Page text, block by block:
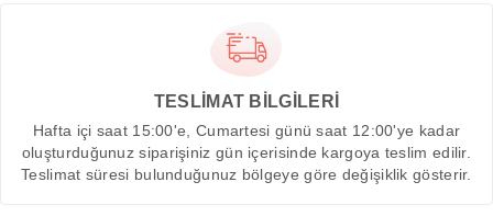
TESLİMAT BİLGİLERİ
Hafta içi saat 15:00'e, Cumartesi günü saat 12:00'ye kadar
oluşturduğunuz siparişiniz gün içerisinde kargoya teslim edilir.
Teslimat süresi bulunduğunuz bölgeye göre değişiklik gösterir.